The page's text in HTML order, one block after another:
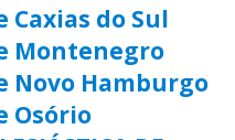
Caxias do Sul
Montenegro
Novo Hamburgo
Osório